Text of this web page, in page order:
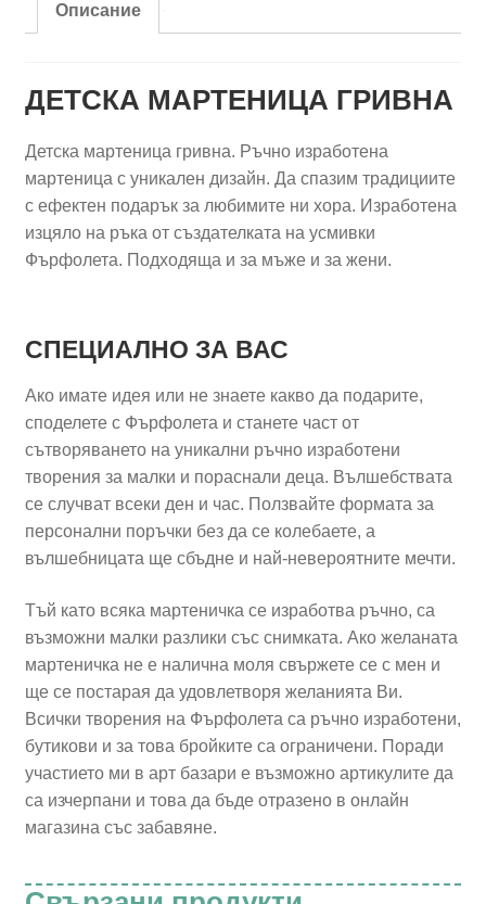
Описание
ДЕТСКА МАРТЕНИЦА ГРИВНА
Детска мартеница гривна. Ръчно изработена
мартеница с уникален дизайн. Да спазим традициите
с ефектен подарък за любимите ни хора. Изработена
изцяло на ръка от създателката на усмивки
Фърфолета. Подходяща и за мъже и за жени.
СПЕЦИАЛНО ЗА ВАС
Ако имате идея или не знаете какво да подарите,
споделете с Фърфолета и станете част от
сътворяването на уникални ръчно изработени
творения за малки и пораснали деца. Вълшебствата
се случват всеки ден и час. Ползвайте формата за
персонални поръчки без да се колебаете, а
вълшебницата ще сбъдне и най-невероятните мечти.
Тъй като всяка мартеничка се изработва ръчно, са
възможни малки разлики със снимката. Ако желаната
мартеничка не е налична моля свържете се с мен и
ще се постарая да удовлетворя желанията Ви.
Всички творения на Фърфолета са ръчно изработени,
бутикови и за това бройките са ограничени. Поради
участието ми в арт базари е възможно артикулите да
са изчерпани и това да бъде отразено в онлайн
магазина със забавяне.